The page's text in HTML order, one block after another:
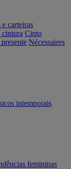
e carteiras
cintura Cinto
Nécessaires
intemporais
femininas